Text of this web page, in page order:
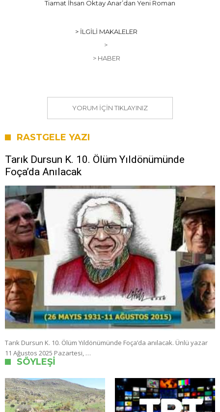
Tiamat İhsan Oktay Anar’dan Yeni Roman
> İLGILI MAKALELER
>
> HABER
YORUM IÇIN TIKLAYINIZ
RASTGELE YAZI
Tarık Dursun K. 10. Ölüm Yıldönümünde
Foça’da Anılacak
Tarık Dursun K. 10. Ölüm Yıldönümünde Foça’da anılacak. Ünlü yazar
11 Ağustos 2025 Pazartesi, …
SÖYLEŞI